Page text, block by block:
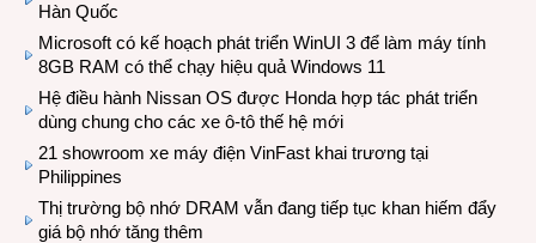
Hàn Quốc
Microsoft có kế hoạch phát triển WinUI 3 để làm máy tính
8GB RAM có thể chạy hiệu quả Windows 11
Hệ điều hành Nissan OS được Honda hợp tác phát triển
dùng chung cho các xe ô-tô thế hệ mới
21 showroom xe máy điện VinFast khai trương tại
Philippines
Thị trường bộ nhớ DRAM vẫn đang tiếp tục khan hiếm đẩy
giá bộ nhớ tăng thêm